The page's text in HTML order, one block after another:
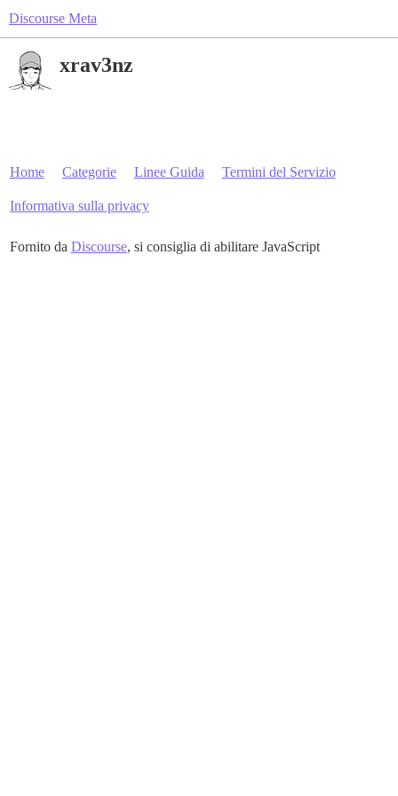
Discourse Meta
xrav3nz
Home Categorie Linee Guida Termini del Servizio
Informativa sulla privacy
Fornito da Discourse, si consiglia di abilitare JavaScript